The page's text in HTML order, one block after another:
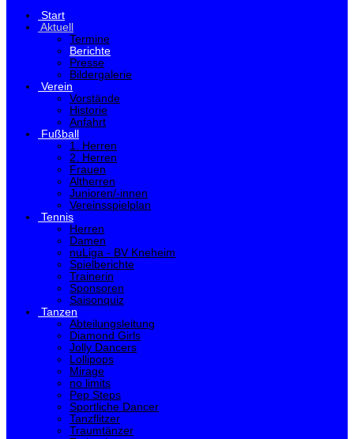
Start
Aktuell
Termine
Berichte
Presse
Bildergalerie
Verein
Vorstände
Historie
Anfahrt
Fußball
1. Herren
2. Herren
Frauen
Altherren
Junioren/-innen
Vereinsspielplan
Tennis
Herren
Damen
nuLiga - BV Kneheim
Spielberichte
Trainerin
Sponsoren
Saisonquiz
Tanzen
Abteilungsleitung
Diamond Girls
Jolly Dancers
Lollipops
Mirage
no limits
Pep Steps
Sportliche Dancer
Tanzflitzer
Traumtänzer